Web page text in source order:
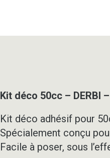
Kit déco 50cc – DERBI
Kit déco adhésif pour
Spécialement conçu
Facile à poser, sous